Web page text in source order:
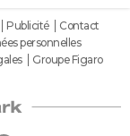
Publicité
Contact
personnelles
Groupe Figaro